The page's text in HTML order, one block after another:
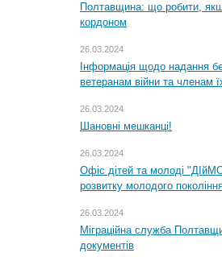
Полтавщина: що робити,
кордоном
26.03.2024
Інформація щодо надання
ветеранам війни та членам
26.03.2024
Шановні мешканці!
26.03.2024
Офіс дітей та молоді
розвитку молодого
26.03.2024
Міграційна служба
документів